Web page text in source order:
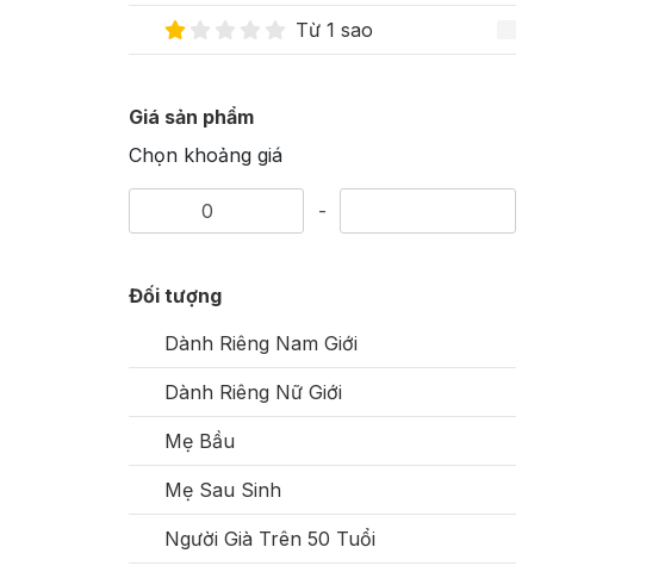
Từ 1 sao
Giá sản phẩm
Chọn khoảng giá
-
Đối tượng
Dành Riêng Nam Giới
Dành Riêng Nữ Giới
Mẹ Bầu
Mẹ Sau Sinh
Người Già Trên 50 Tuổi